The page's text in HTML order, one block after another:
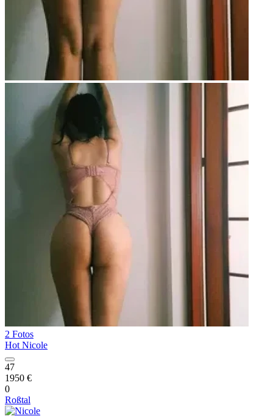
2 Fotos
Hot Nicole
47
1950 €
0
Roßtal